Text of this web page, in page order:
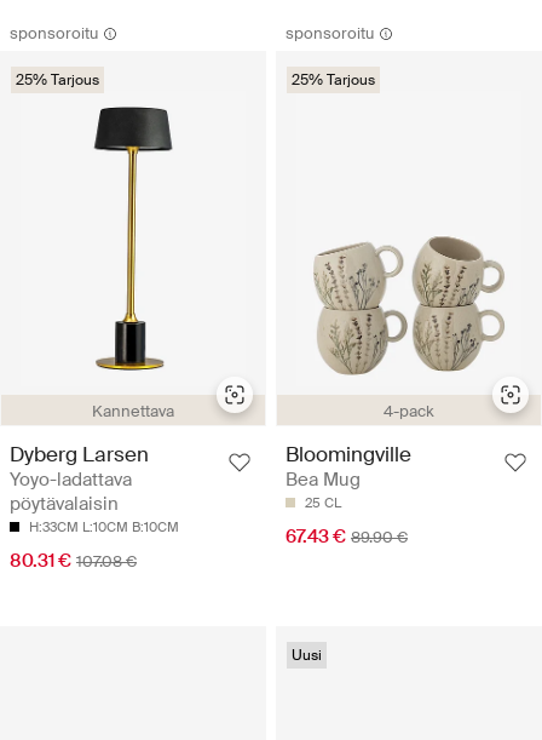
sponsoroitu
Kannettava
25% Tarjous
Dyberg Larsen
Yoyo-ladattava
pöytävalaisin
H:33CM L:10CM B:10CM
80.31 € 107.08 €
sponsoroitu
4-pack
25% Tarjous
Bloomingville
Bea Mug
25 CL
67.43 € 89.90 €
Uusi